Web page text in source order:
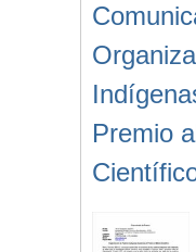
Premio